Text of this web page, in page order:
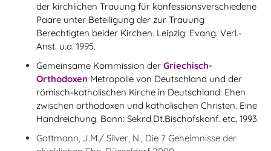
der kirchlichen Trauung für konfessionsverschiedene
Paare unter Beteiligung der zur Trauung
Berechtigten beider Kirchen. Leipzig: Evang. Verl.-
Anst. u.a. 1995.
Gemeinsame Kommission der Griechisch-
Orthodoxen Metropolie von Deutschland und der
römisch-katholischen Kirche in Deutschland: Ehen
zwischen orthodoxen und katholischen Christen. Eine
Handreichung. Bonn: Sekr.d.Dt.Bischofskonf. etc, 1993.
Gottmann, J.M./ Silver, N., Die 7 Geheimnisse der